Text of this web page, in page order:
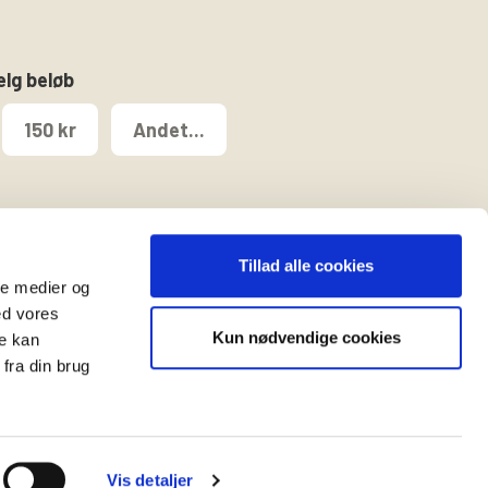
medier og
vores
kan
din brug
Vis detaljer
Tillad alle cookies
Kun nødvendige cookies
beløb
150 kr Andet...